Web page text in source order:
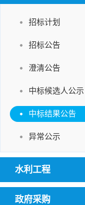
招标计划
招标公告
澄清公告
中标候选人公示
中标结果公告
异常公示
水利工程
政府采购